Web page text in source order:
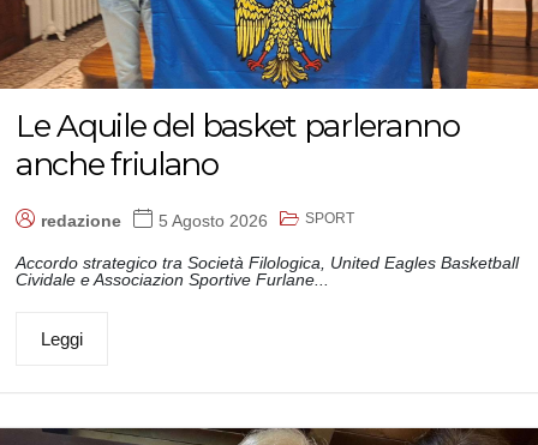
Le Aquile del basket parleranno
anche friulano
redazione 5 Agosto 2026 SPORT
Accordo strategico tra Società Filologica, United Eagles Basketball
Cividale e Associazion Sportive Furlane...
Leggi